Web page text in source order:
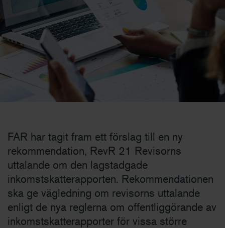
FAR har tagit fram ett förslag till en ny
rekommendation, RevR 21 Revisorns
uttalande om den lagstadgade
inkomstskatterapporten. Rekommendationen
ska ge vägledning om revisorns uttalande
enligt de nya reglerna om offentliggörande av
inkomstskatterapporter för vissa större